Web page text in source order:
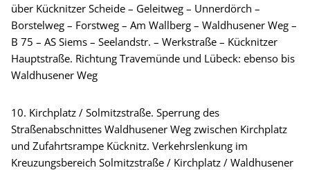
über Kücknitzer Scheide – Geleitweg – Unnerdörch –
Borstelweg – Forstweg – Am Wallberg – Waldhusener Weg –
B 75 – AS Siems – Seelandstr. – Werkstraße – Kücknitzer
Hauptstraße. Richtung Travemünde und Lübeck: ebenso bis
Waldhusener Weg
10. Kirchplatz / Solmitzstraße. Sperrung des
Straßenabschnittes Waldhusener Weg zwischen Kirchplatz
und Zufahrtsrampe Kücknitz. Verkehrslenkung im
Kreuzungsbereich Solmitzstraße / Kirchplatz / Waldhusener